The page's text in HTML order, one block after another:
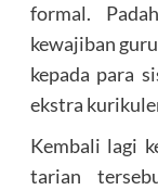
formal.
kewajiban
kepada para
ekstra
Kembali lagi
tarian